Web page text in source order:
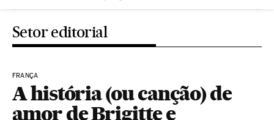
Setor editorial
FRANÇA
A história (ou canção) de
amor de Brigitte e